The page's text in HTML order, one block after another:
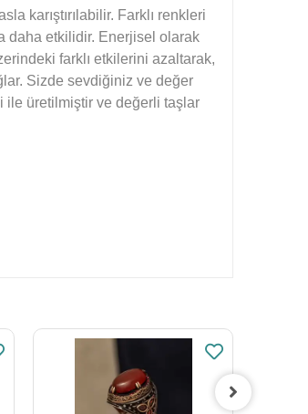
karıştırılabilir. Farklı renkleri
daha etkilidir. Enerjisel olarak
farklı etkilerini azaltarak,
Sizde sevdiğiniz ve değer
ile üretilmiştir ve değerli taşlar